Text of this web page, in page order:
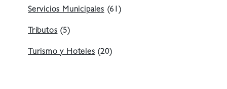
Servicios Municipales (61)
Tributos (5)
Turismo y Hoteles (20)